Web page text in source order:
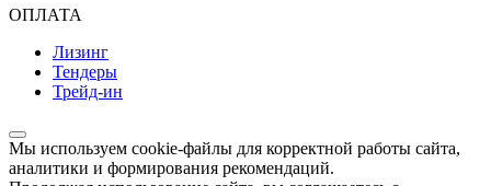
ОПЛАТА
Лизинг
Тендеры
Трейд-ин
Мы используем cookie-файлы для корректной работы сайта,
аналитики и формирования рекомендаций.